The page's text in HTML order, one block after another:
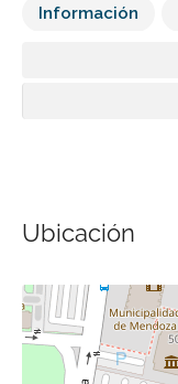
Información
Ubicación